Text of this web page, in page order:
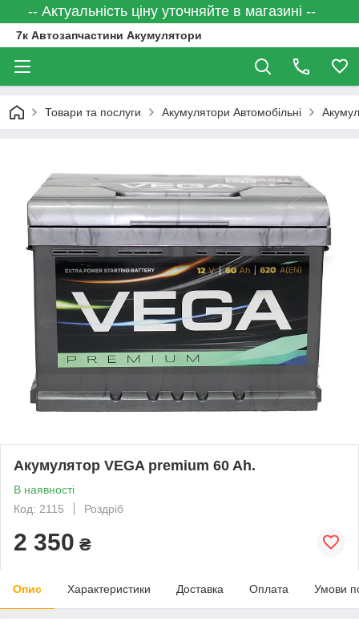
-- Актуальність ціну уточняйте в магазині --
7к Автозапчастини Акумулятори
Товари та послуги Акумулятори Автомобільні
Акумулятор VEGA premium 60 Ah.
В наявності
Код: 2115
Роздріб
2 350 ₴
Опис Характеристики Доставка Оплата Умови